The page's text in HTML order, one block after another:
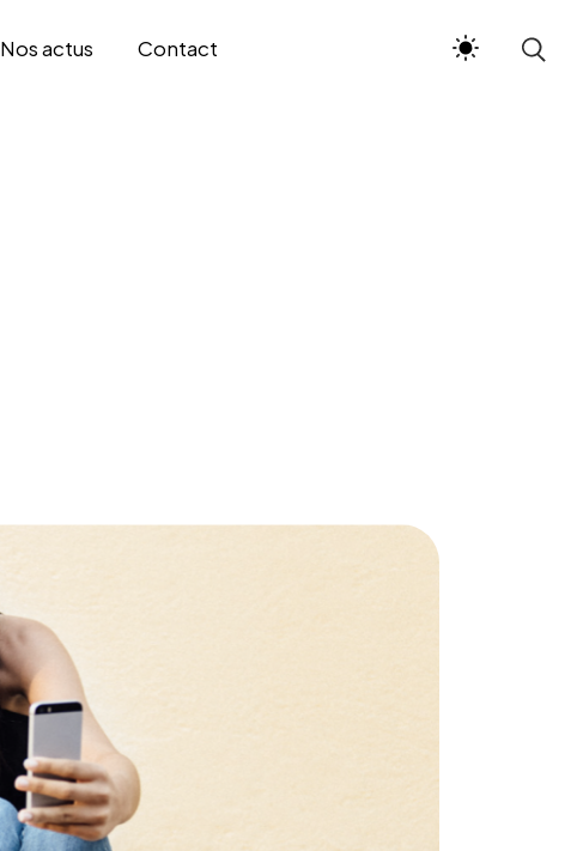
Nos actus Contact